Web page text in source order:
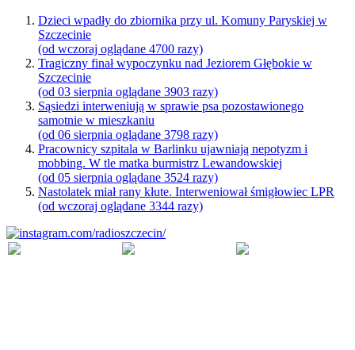
Dzieci wpadły do zbiornika przy ul. Komuny Paryskiej w
Szczecinie
(od wczoraj oglądane 4700 razy)
Tragiczny finał wypoczynku nad Jeziorem Głębokie w
Szczecinie
(od 03 sierpnia oglądane 3903 razy)
Sąsiedzi interweniują w sprawie psa pozostawionego
samotnie w mieszkaniu
(od 06 sierpnia oglądane 3798 razy)
Pracownicy szpitala w Barlinku ujawniają nepotyzm i
mobbing. W tle matka burmistrz Lewandowskiej
(od 05 sierpnia oglądane 3524 razy)
Nastolatek miał rany kłute. Interweniował śmigłowiec LPR
(od wczoraj oglądane 3344 razy)